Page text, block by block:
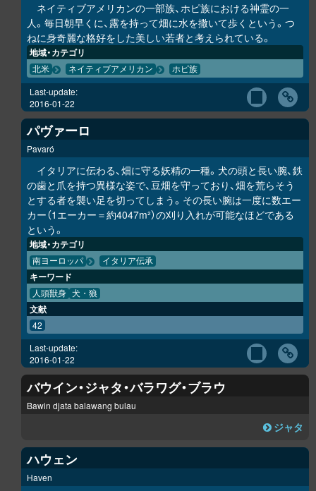
ネイティブアメリカンの一部族、ホピ族における神霊の一
人。毎日朝早くに、露を持って畑に水を撒いて歩くという。つ
ねに身奇麗な格好をした美しい若者と考えられている。
地域・カテゴリ
北米 ネイティブアメリカン ホピ族
Last-update:
2016-01-22
パヴァーロ
Pavaró
イタリアに伝わる、畑に守る妖精の一種。犬の頭と長い腕、鉄
の歯と爪を持つ異様な姿で、豆畑を守っており、畑を荒らそう
とする者を襲い足を切ってしまう。その長い腕は一度に数エー
カー（1エーカー＝約4047m²）の刈り入れが可能なほどである
という。
地域・カテゴリ
南ヨーロッパ イタリア伝承
キーワード
人頭獣身 犬・狼
文献
42
Last-update:
2016-01-22
バウイン・ジャタ・バラワグ・ブラウ
Bawin djata balawang bulau
ジャタ
ハウェン
Haven